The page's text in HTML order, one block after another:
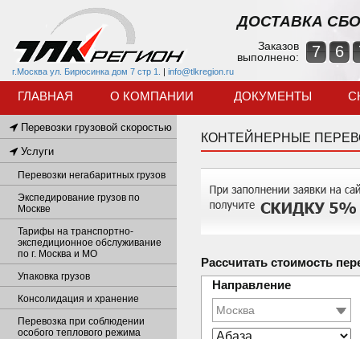
г.Москва ул. Бирюсинка дом 7 стр 1. | info@tlkregion.ru
ДОСТАВКА
Заказов
выполнено:
7 6
ГЛАВНАЯ О КОМПАНИИ ДОКУМЕНТЫ
КОНТЕЙНЕРНЫЕ
Рассчитать стоимость
Направление
Перевозки грузовой скоростью
Услуги
Перевозки негабаритных грузов
Экспедирование грузов по
Москве
Тарифы на транспортно-
экспедиционное обслуживание
по г. Москва и МО
Упаковка грузов
Консолидация и хранение
Перевозка при соблюдении
особого теплового режима